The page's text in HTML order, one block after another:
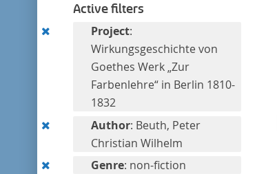
Active filters
RemoveProject:
Wirkungsgeschichte von
Goethes Werk „Zur
Farbenlehre“ in Berlin 1810-
1832
RemoveAuthor: Beuth, Peter
Christian Wilhelm
RemoveGenre: non-fiction